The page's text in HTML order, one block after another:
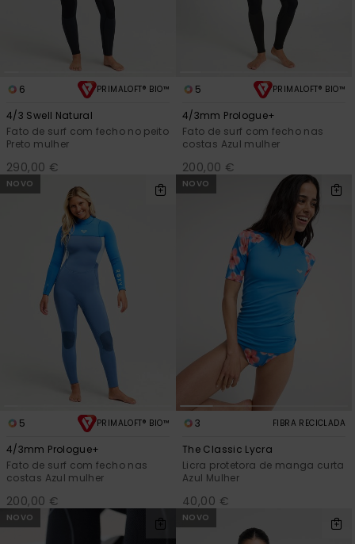
6 PRIMALOFT® BIO™
4/3 Swell Natural
Fato de surf com fecho no peito
Preto mulher
290,00 €
5 PRIMALOFT® BIO™
4/3mm Prologue+
Fato de surf com fecho nas
costas Azul mulher
200,00 €
NOVO
5 PRIMALOFT® BIO™
4/3mm Prologue+
Fato de surf com fecho nas
costas Azul mulher
200,00 €
NOVO
3 FIBRA RECICLADA
The Classic Lycra
Licra protetora de manga curta
Azul Mulher
40,00 €
NOVO NOVO